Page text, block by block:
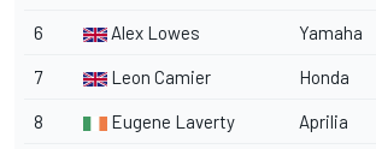
6 Alex Lowes Yamaha
7 Leon Camier Honda
8 Eugene Laverty Aprilia